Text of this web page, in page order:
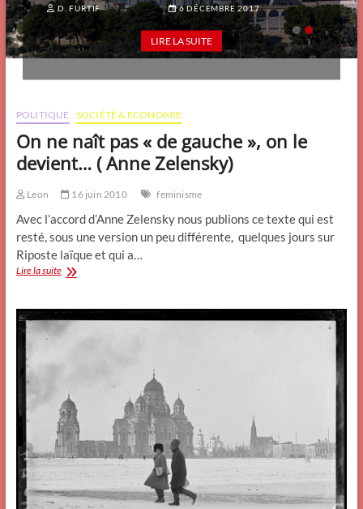
LIRE LA SUITE
D. FURTIF 6 DÉCEMBRE 2017
LIRE LA SUITE
POLITIQUE SOCIÉTÉ & ECONOMIE
On ne naît pas « de gauche », on le
devient… ( Anne Zelensky)
Leon 16 juin 2010 feminisme
Avec l’accord d’Anne Zelensky nous publions ce texte qui est
resté, sous une version un peu différente, quelques jours sur
Riposte laïque et qui a…
Lire la suiteOn
pas
le
devient…
(
Anne
Zelensky)